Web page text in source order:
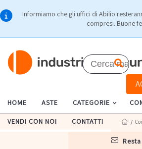
Informiamo che gli uffici di Abilio
compresi. Buone
HOME ASTE CATEGORIE
VENDI CON NOI CONTATTI /